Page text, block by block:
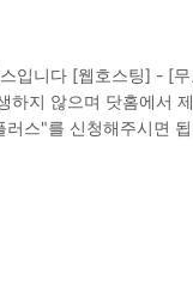
입니다 [웹호스팅] - [
지 않으며 닷홈에서
스"를 신청해주시면